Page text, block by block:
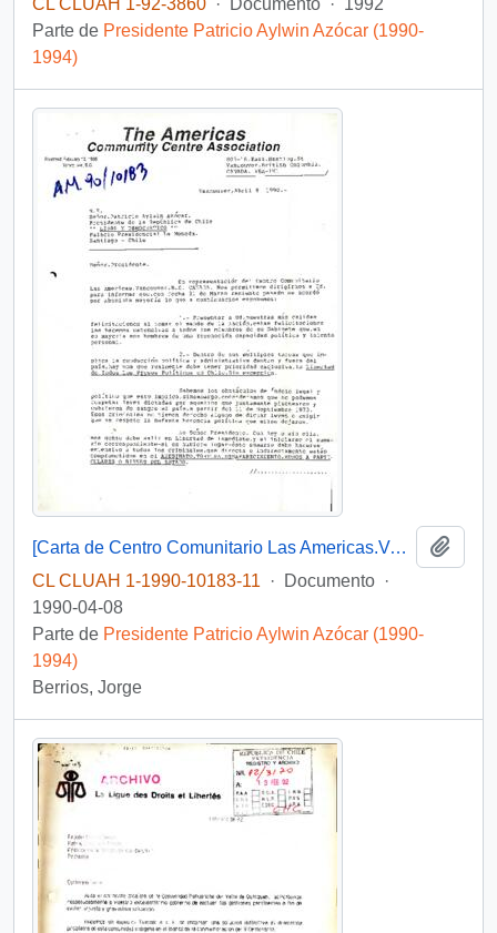
CL CLUAH 1-92-3860 · Documento · 1992
Parte de Presidente Patricio Aylwin Azócar (1990-
1994)
[Carta de Centro Comunitario Las Americas.Vancouver.B.C. pidiendo la liberación de los presos políticos]
CL CLUAH 1-1990-10183-11
· Documento ·
1990-04-08
Parte de Presidente Patricio Aylwin Azócar (1990-
1994)
Berrios, Jorge